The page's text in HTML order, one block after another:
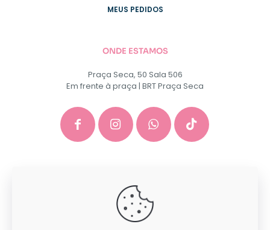
MEUS PEDIDOS
ONDE ESTAMOS
Praça Seca, 50 Sala 506
Em frente à praça | BRT Praça Seca
GACEP SERVICOS E COMERCIO DE INFORMATICA E
PAPELARIA EIRELI - CNPJ: 35.581.130/0001-40